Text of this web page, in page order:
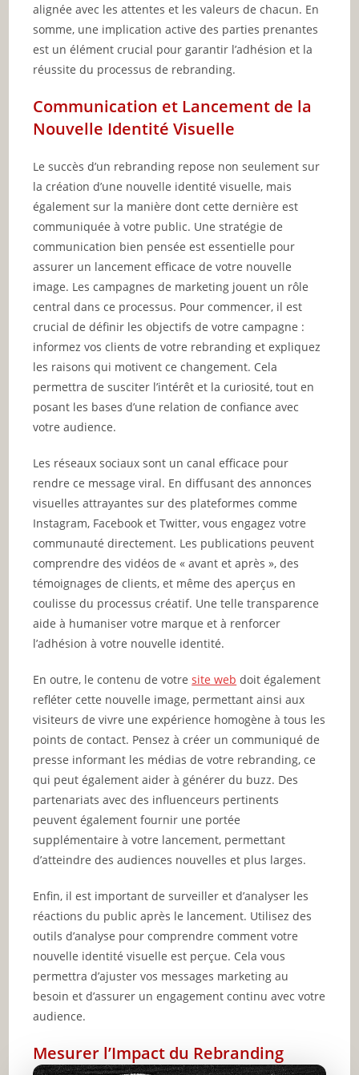
alignée avec les attentes et les valeurs de chacun. En
somme, une implication active des parties prenantes
est un élément crucial pour garantir l’adhésion et la
réussite du processus de rebranding.
Communication et Lancement de la
Nouvelle Identité Visuelle
Le succès d’un rebranding repose non seulement sur
la création d’une nouvelle identité visuelle, mais
également sur la manière dont cette dernière est
communiquée à votre public. Une stratégie de
communication bien pensée est essentielle pour
assurer un lancement efficace de votre nouvelle
image. Les campagnes de marketing jouent un rôle
central dans ce processus. Pour commencer, il est
crucial de définir les objectifs de votre campagne :
informez vos clients de votre rebranding et expliquez
les raisons qui motivent ce changement. Cela
permettra de susciter l’intérêt et la curiosité, tout en
posant les bases d’une relation de confiance avec
votre audience.
Les réseaux sociaux sont un canal efficace pour
rendre ce message viral. En diffusant des annonces
visuelles attrayantes sur des plateformes comme
Instagram, Facebook et Twitter, vous engagez votre
communauté directement. Les publications peuvent
comprendre des vidéos de « avant et après », des
témoignages de clients, et même des aperçus en
coulisse du processus créatif. Une telle transparence
aide à humaniser votre marque et à renforcer
l’adhésion à votre nouvelle identité.
En outre, le contenu de votresite web doit également
refléter cette nouvelle image, permettant ainsi aux
visiteurs de vivre une expérience homogène à tous les
points de contact. Pensez à créer un communiqué de
presse informant les médias de votre rebranding, ce
qui peut également aider à générer du buzz. Des
partenariats avec des influenceurs pertinents
peuvent également fournir une portée
supplémentaire à votre lancement, permettant
d’atteindre des audiences nouvelles et plus larges.
Enfin, il est important de surveiller et d’analyser les
réactions du public après le lancement. Utilisez des
outils d’analyse pour comprendre comment votre
nouvelle identité visuelle est perçue. Cela vous
permettra d’ajuster vos messages marketing au
besoin et d’assurer un engagement continu avec votre
audience.
Mesurer l’Impact du Rebranding